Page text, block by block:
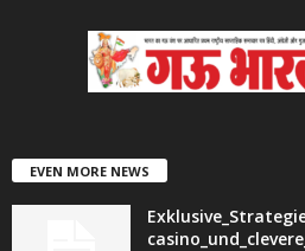
EVEN MORE NEWS